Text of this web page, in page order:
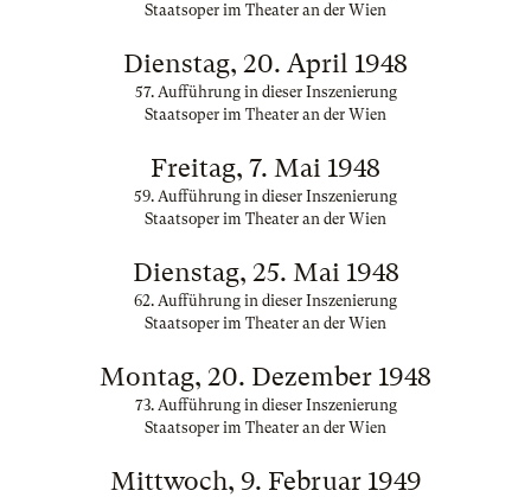
Staatsoper im Theater an der Wien
Dienstag, 20. April 1948
57. Aufführung in dieser Inszenierung
Staatsoper im Theater an der Wien
Freitag, 7. Mai 1948
59. Aufführung in dieser Inszenierung
Staatsoper im Theater an der Wien
Dienstag, 25. Mai 1948
62. Aufführung in dieser Inszenierung
Staatsoper im Theater an der Wien
Montag, 20. Dezember 1948
73. Aufführung in dieser Inszenierung
Staatsoper im Theater an der Wien
Mittwoch, 9. Februar 1949